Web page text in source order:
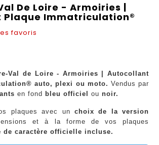
De Loire - Armoiries |
Immatriculation®
favoris
Val de Loire - Armoiries | Autocollant
auto, plexi ou moto. Vendus par
en fond bleu officiel ou noir.
plaques avec un choix de la version
et à la forme de vos plaques
de caractère officielle incluse.